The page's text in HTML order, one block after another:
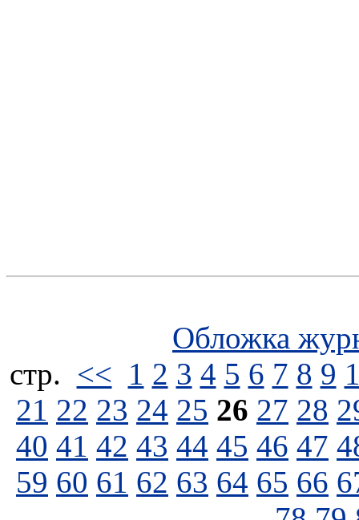
Обложка
стp. << 1 2 3 4 5 6 7 8 9
21 22 23 24 25 26 27 28
40 41 42 43 44 45 46 47
59 60 61 62 63 64 65 66